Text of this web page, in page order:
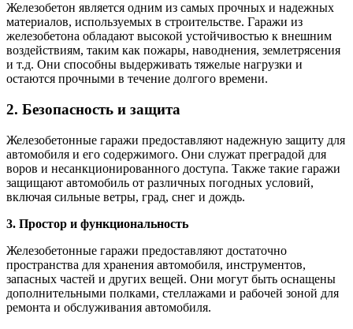
Железобетон является одним из самых прочных и надежных
материалов, используемых в строительстве. Гаражи из
железобетона обладают высокой устойчивостью к внешним
воздействиям, таким как пожары, наводнения, землетрясения
и т.д. Они способны выдерживать тяжелые нагрузки и
остаются прочными в течение долгого времени.
2. Безопасность и защита
Железобетонные гаражи предоставляют надежную защиту для
автомобиля и его содержимого. Они служат преградой для
воров и несанкционированного доступа. Также такие гаражи
защищают автомобиль от различных погодных условий,
включая сильные ветры, град, снег и дождь.
3. Простор и функциональность
Железобетонные гаражи предоставляют достаточно
пространства для хранения автомобиля, инструментов,
запасных частей и других вещей. Они могут быть оснащены
дополнительными полками, стеллажами и рабочей зоной для
ремонта и обслуживания автомобиля.